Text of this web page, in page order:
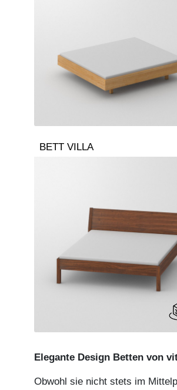
BETT VILLA
Elegante Design Betten von
Obwohl sie nicht stets im